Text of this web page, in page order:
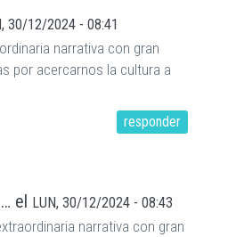
30/12/2024 - 08:41
narrativa con gran
por acercarnos la cultura a
responder
el LUN, 30/12/2024 - 08:43
narrativa con gran